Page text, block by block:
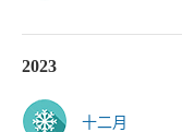
2023
十二月